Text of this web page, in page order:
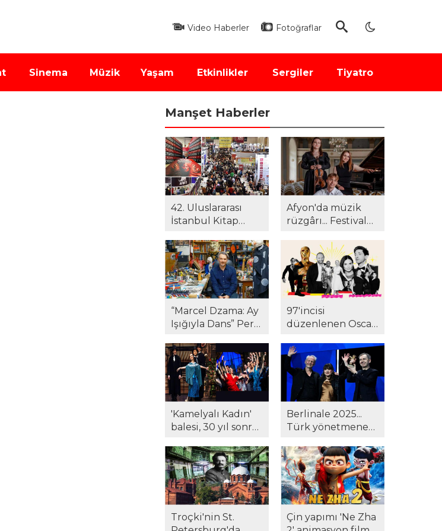
Video Haberler Fotoğraflar
Sinema Müzik Yaşam Etkinlikler Sergiler Tiyatro
Manşet Haberler
42. Uluslararası
İstanbul Kitap
ilgi! Gazeteci Suat
Kozluklu ilk kitabı
ile okurlarla
buluştu...
Afyon'da müzik
rüzgârı... Festival
müze ve kültür
merkezinde!
“Marcel Dzama: Ay
Işığıyla Dans” Pera
97'incisi
düzenlenen Oscar
kazananlar belli
oldu...
'Kamelyalı Kadın'
balesi, 30 yıl sonra
sanatseverlerle
buluştu...
Berlinale 2025...
Türk yönetmene
'Hysteria' beğeni
topladı..!
Troçki'nin St.
Çin yapımı 'Ne Zha